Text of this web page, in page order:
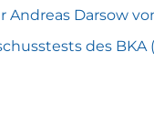
Darsow
des BKA